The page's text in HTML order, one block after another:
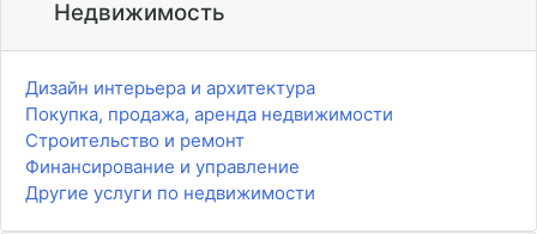
Недвижимость
Дизайн интерьера и архитектура
Покупка, продажа, аренда недвижимости
Строительство и ремонт
Финансирование и управление
Другие услуги по недвижимости